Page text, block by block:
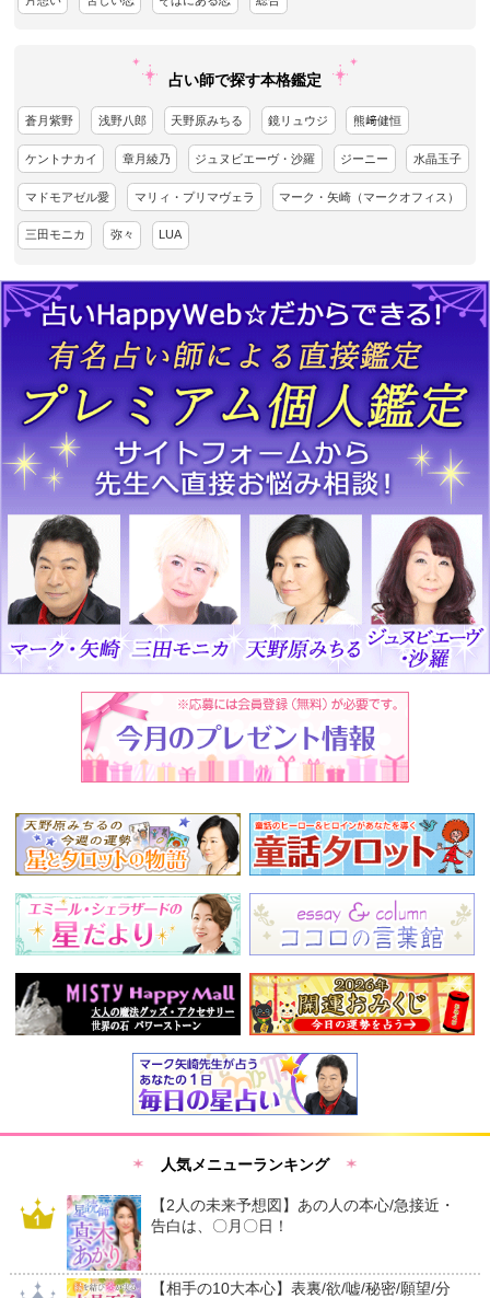
占い師で探す本格鑑定
蒼月紫野 浅野八郎 天野原みちる 鏡リュウジ 熊﨑健恒
ケントナカイ 章月綾乃 ジュヌビエーヴ・沙羅 ジーニー 水晶玉子
マドモアゼル愛 マリィ・プリマヴェラ マーク・矢崎（マークオフィス）
三田モニカ 弥々 LUA
人気メニューランキング
【2人の未来予想図】あの人の本心/急接近・
告白は、〇月〇日！
【相手の10大本心】表裏/欲/嘘/秘密/願望/分